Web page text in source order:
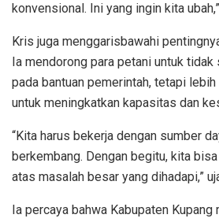
konvensional. Ini yang ingin kita
Kris juga menggarisbawahi
Ia mendorong para petani untuk
pada bantuan pemerintah, tetapi
untuk meningkatkan kapasitas dan
“Kita harus bekerja dengan sumber
berkembang. Dengan begitu, kita
atas masalah besar yang dihadapi,”
Ia percaya bahwa Kabupaten